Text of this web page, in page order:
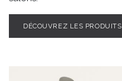
DÉCOUVREZ LES PRODUITS